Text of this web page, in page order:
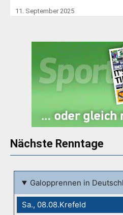
11. September 2025
Nächste Renntage
Galopprennen in
Sa., 08.08.Krefeld